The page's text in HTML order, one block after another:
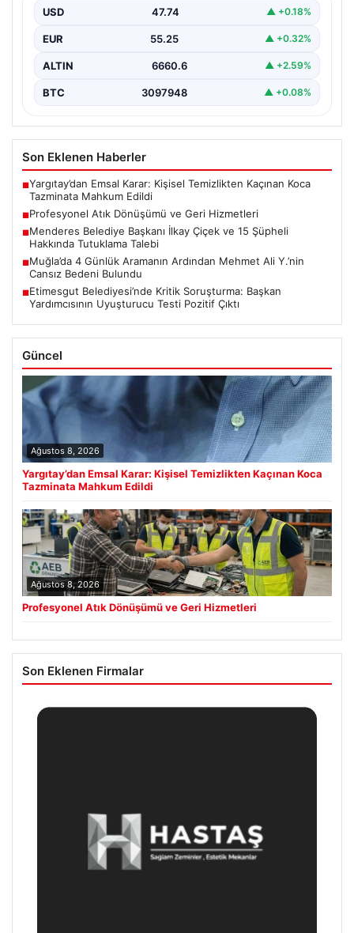
envanterlerini belirli periyotlarla güncellemektedir.
Yapılan yenileme süreçlerinde boşta…
USD 47.74 ▲ +0.18%
EUR 55.25 ▲ +0.32%
ALTIN 6660.6 ▲ +2.59%
BTC 3097948 ▲ +0.08%
Son Eklenen Haberler
■Yargıtay’dan Emsal Karar: Kişisel Temizlikten Kaçınan Koca
Tazminata Mahkum Edildi
■Profesyonel Atık Dönüşümü ve Geri Hizmetleri
■Menderes Belediye Başkanı İlkay Çiçek ve 15 Şüpheli
Hakkında Tutuklama Talebi
■Muğla’da 4 Günlük Aramanın Ardından Mehmet Ali Y.’nin
Cansız Bedeni Bulundu
■Etimesgut Belediyesi’nde Kritik Soruşturma: Başkan
Yardımcısının Uyuşturucu Testi Pozitif Çıktı
Güncel
Ağustos 8, 2026
Yargıtay’dan Emsal Karar: Kişisel Temizlikten Kaçınan Koca
Tazminata Mahkum Edildi
Ağustos 8, 2026
Profesyonel Atık Dönüşümü ve Geri Hizmetleri
Son Eklenen Firmalar